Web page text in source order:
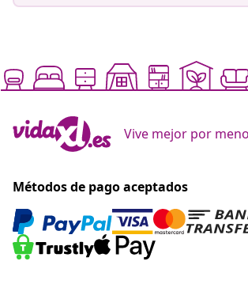
Vive mejor por
Métodos de pago aceptados